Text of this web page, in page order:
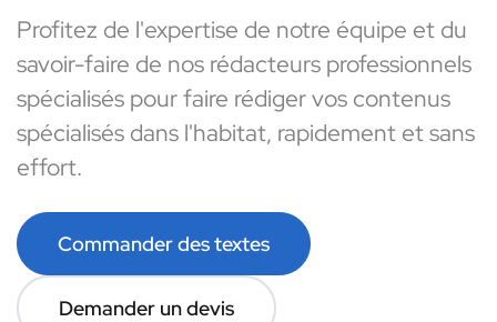
Profitez de l'expertise de notre équipe et du
savoir-faire de nos rédacteurs professionnels
spécialisés pour faire rédiger vos contenus
spécialisés dans l'habitat, rapidement et sans
effort.
Commander des textes
Demander un devis